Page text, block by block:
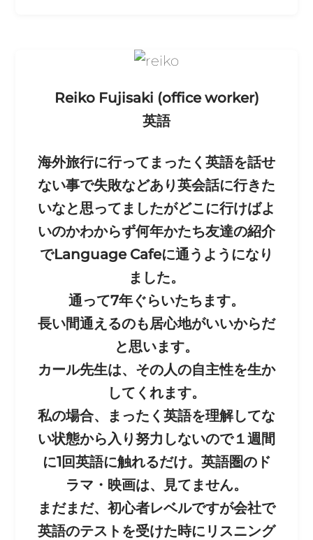
Reiko Fujisaki (office worker)
英語
海外旅行に行ってまったく英語を話せ
ない事で失敗などあり英会話に行きた
いなと思ってましたがどこに行けばよ
いのかわからず何年かたち友達の紹介
でLanguage Cafeに通うようになり
ました。
通って7年ぐらいたちます。
長い間通えるのも居心地がいいからだ
と思います。
カール先生は、その人の自主性を生か
してくれます。
私の場合、まったく英語を理解してな
い状態から入り努力しないので１週間
に1回英語に触れるだけ。英語圏のド
ラマ・映画は、見てません。
まだまだ、初心者レベルですが会社で
英語のテストを受けた時にリスニング